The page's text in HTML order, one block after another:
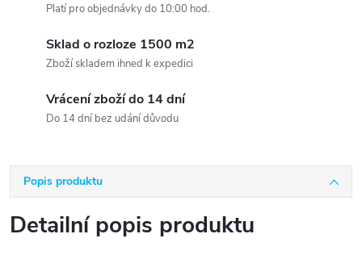
Platí pro objednávky do 10:00 hod.
Sklad o rozloze 1500 m2
Zboží skladem ihned k expedici
Vrácení zboží do 14 dní
Do 14 dní bez udání důvodu
Popis produktu
Detailní popis produktu